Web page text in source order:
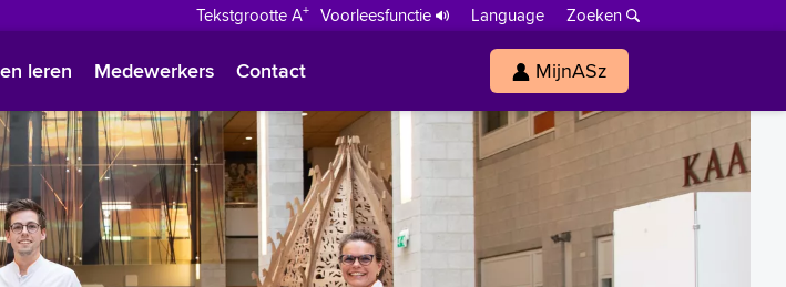
Tekstgrootte A+ Voorleesfunctie Language
Zoeken
Polski
Türkçe
Arabisch
leren Medewerkers Contact MijnASz